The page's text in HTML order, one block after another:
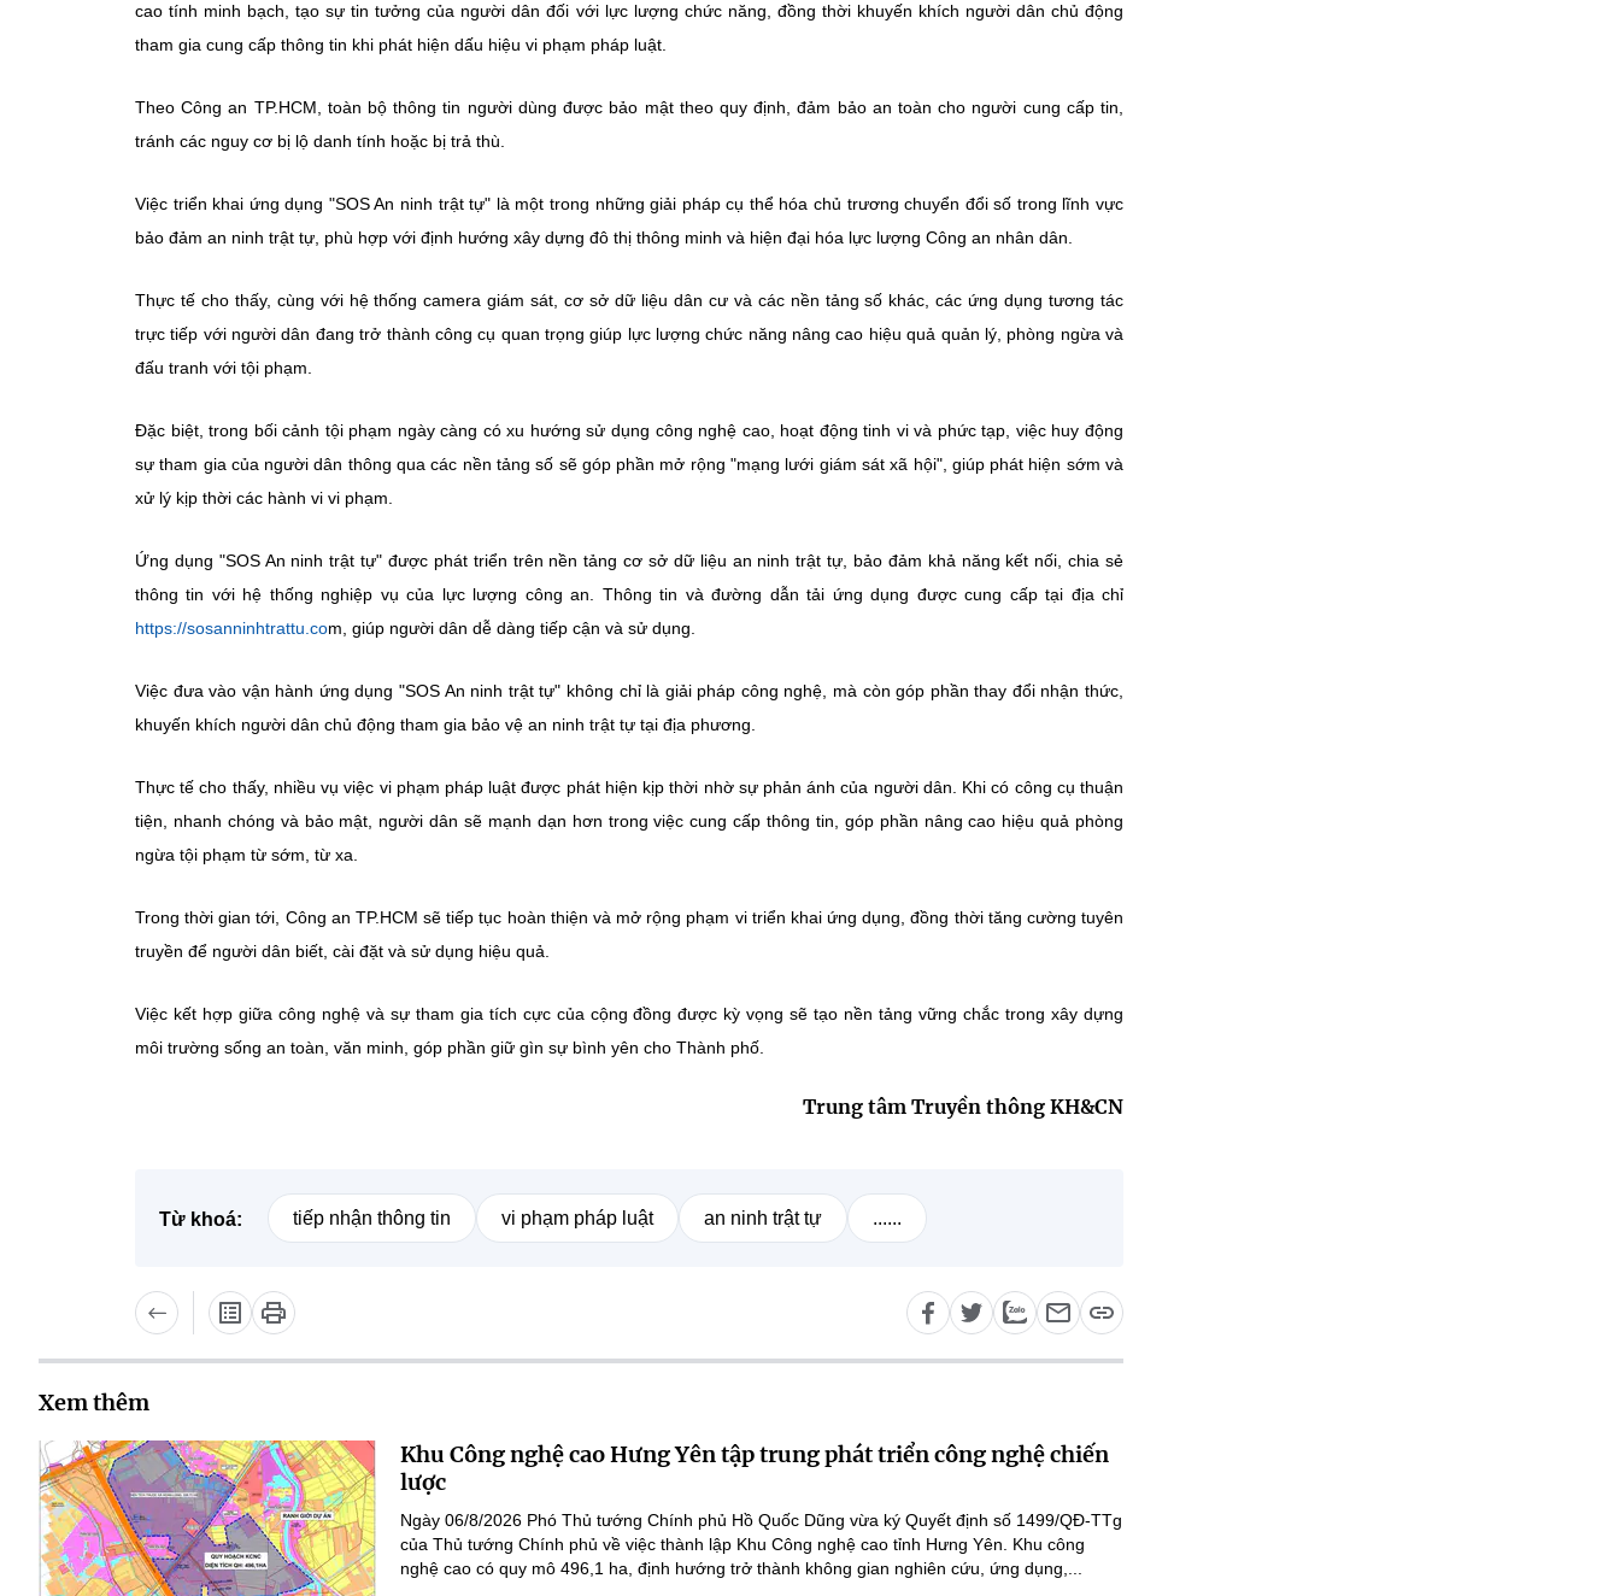
cao tính minh bạch, tạo sự tin tưởng của người dân đối với lực lượng chức năng, đồng thời khuyến khích người dân chủ động
tham gia cung cấp thông tin khi phát hiện dấu hiệu vi phạm pháp luật.
Theo Công an TP.HCM, toàn bộ thông tin người dùng được bảo mật theo quy định, đảm bảo an toàn cho người cung cấp tin,
tránh các nguy cơ bị lộ danh tính hoặc bị trả thù.
Việc triển khai ứng dụng "SOS An ninh trật tự" là một trong những giải pháp cụ thể hóa chủ trương chuyển đổi số trong lĩnh vực
bảo đảm an ninh trật tự, phù hợp với định hướng xây dựng đô thị thông minh và hiện đại hóa lực lượng Công an nhân dân.
Thực tế cho thấy, cùng với hệ thống camera giám sát, cơ sở dữ liệu dân cư và các nền tảng số khác, các ứng dụng tương tác
trực tiếp với người dân đang trở thành công cụ quan trọng giúp lực lượng chức năng nâng cao hiệu quả quản lý, phòng ngừa và
đấu tranh với tội phạm.
Đặc biệt, trong bối cảnh tội phạm ngày càng có xu hướng sử dụng công nghệ cao, hoạt động tinh vi và phức tạp, việc huy động
sự tham gia của người dân thông qua các nền tảng số sẽ góp phần mở rộng "mạng lưới giám sát xã hội", giúp phát hiện sớm và
xử lý kịp thời các hành vi vi phạm.
Ứng dụng "SOS An ninh trật tự" được phát triển trên nền tảng cơ sở dữ liệu an ninh trật tự, bảo đảm khả năng kết nối, chia sẻ
thông tin với hệ thống nghiệp vụ của lực lượng công an. Thông tin và đường dẫn tải ứng dụng được cung cấp tại địa chỉ
https://sosanninhtrattu.com, giúp người dân dễ dàng tiếp cận và sử dụng.
Việc đưa vào vận hành ứng dụng "SOS An ninh trật tự" không chỉ là giải pháp công nghệ, mà còn góp phần thay đổi nhận thức,
khuyến khích người dân chủ động tham gia bảo vệ an ninh trật tự tại địa phương.
Thực tế cho thấy, nhiều vụ việc vi phạm pháp luật được phát hiện kịp thời nhờ sự phản ánh của người dân. Khi có công cụ thuận
tiện, nhanh chóng và bảo mật, người dân sẽ mạnh dạn hơn trong việc cung cấp thông tin, góp phần nâng cao hiệu quả phòng
ngừa tội phạm từ sớm, từ xa.
Trong thời gian tới, Công an TP.HCM sẽ tiếp tục hoàn thiện và mở rộng phạm vi triển khai ứng dụng, đồng thời tăng cường tuyên
truyền để người dân biết, cài đặt và sử dụng hiệu quả.
Việc kết hợp giữa công nghệ và sự tham gia tích cực của cộng đồng được kỳ vọng sẽ tạo nền tảng vững chắc trong xây dựng
môi trường sống an toàn, văn minh, góp phần giữ gìn sự bình yên cho Thành phố.
Trung tâm Truyền thông KH&CN
Từ khoá: tiếp nhận thông tin vi phạm pháp luật an ninh trật tự ......
Xem thêm
Khu Công nghệ cao Hưng Yên tập trung phát triển công nghệ chiến
lược
Ngày 06/8/2026 Phó Thủ tướng Chính phủ Hồ Quốc Dũng vừa ký Quyết định số 1499/QĐ-TTg
của Thủ tướng Chính phủ về việc thành lập Khu Công nghệ cao tỉnh Hưng Yên. Khu công
nghệ cao có quy mô 496,1 ha, định hướng trở thành không gian nghiên cứu, ứng dụng,...